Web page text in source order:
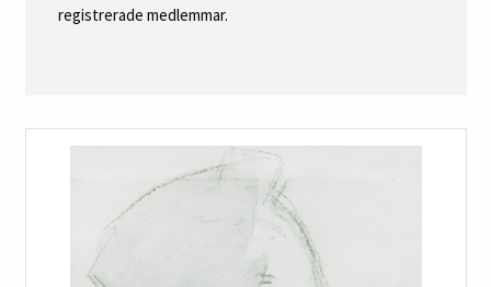
registrerade medlemmar.